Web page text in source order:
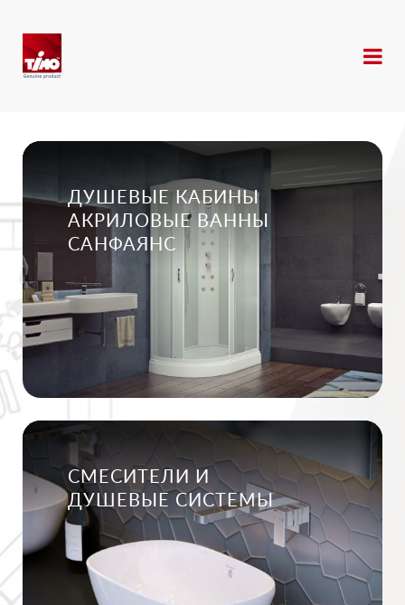
ДУШЕВЫЕ КАБИНЫ
АКРИЛОВЫЕ ВАННЫ
САНФАЯНС
СМЕСИТЕЛИ И
ДУШЕВЫЕ СИСТЕМЫ